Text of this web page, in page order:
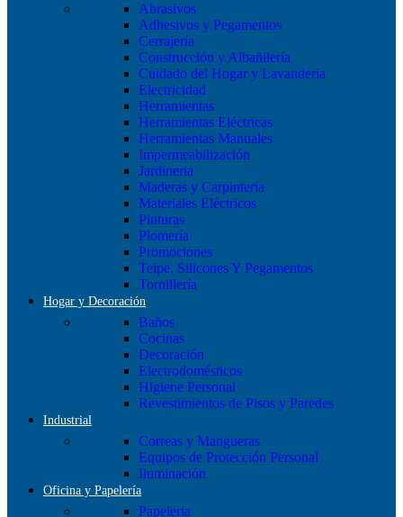
Abrasivos
Adhesivos y Pegamentos
Cerrajería
Construcción y Albañilería
Cuidado del Hogar y Lavanderia
Electricidad
Herramientas
Herramientas Eléctricas
Herramientas Manuales
Impermeabilización
Jardineria
Maderas y Carpintería
Materiales Eléctricos
Pinturas
Plomería
Promociones
Teipe, Silicones Y Pegamentos
Tornillería
Hogar y Decoración
Baños
Cocinas
Decoración
Electrodomésticos
Higiene Personal
Revestimientos de Pisos y Paredes
Industrial
Correas y Mangueras
Equipos de Protección Personal
Iluminación
Oficina y Papelería
Papeleria